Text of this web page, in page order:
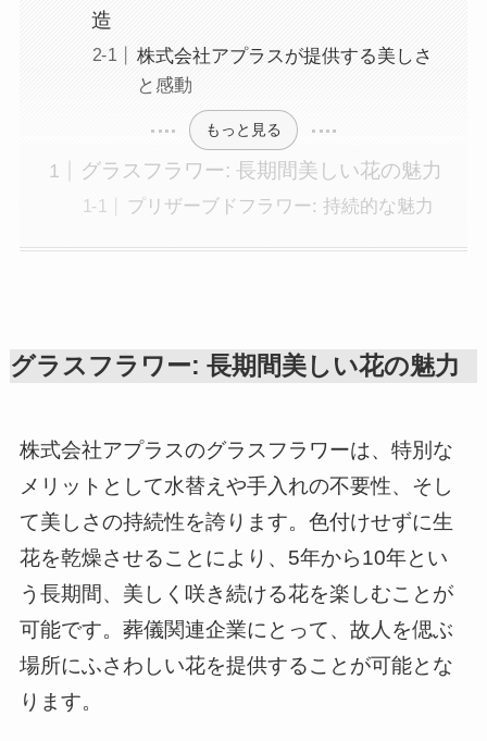
造
株式会社アプラスが提供する美しさ
と感動
もっと見る
グラスフラワー: 長期間美しい花の魅力
プリザーブドフラワー: 持続的な魅力
グラスフラワー: 長期間美しい花の魅力
株式会社アプラスのグラスフラワーは、特別な
メリットとして水替えや手入れの不要性、そし
て美しさの持続性を誇ります。色付けせずに生
花を乾燥させることにより、5年から10年とい
う長期間、美しく咲き続ける花を楽しむことが
可能です。葬儀関連企業にとって、故人を偲ぶ
場所にふさわしい花を提供することが可能とな
ります。